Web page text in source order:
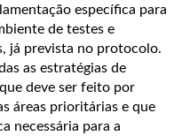
específica para
de testes e
já prevista no protocolo.
as estratégias de
deve ser feito por
áreas prioritárias e que
necessária para a